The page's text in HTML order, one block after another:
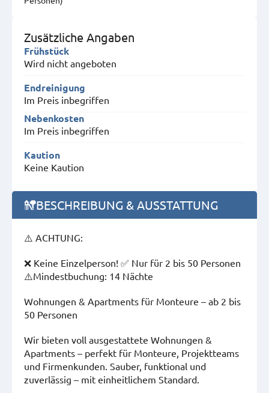
Zusätzliche Angaben
Frühstück
Wird nicht angeboten
Endreinigung
Im Preis inbegriffen
Nebenkosten
Im Preis inbegriffen
Kaution
Keine Kaution
BESCHREIBUNG & AUSSTATTUNG
⚠️ ACHTUNG:
❌ Keine Einzelperson! ✅ Nur für 2 bis 50 Personen
⚠️Mindestbuchung: 14 Nächte
Wohnungen & Apartments für Monteure – ab 2 bis
50 Personen
Wir bieten voll ausgestattete Wohnungen &
Apartments – perfekt für Monteure, Projektteams
und Firmenkunden. Sauber, funktional und
zuverlässig – mit einheitlichem Standard.